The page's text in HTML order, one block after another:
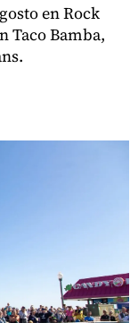
en Rock
Taco Bamba,